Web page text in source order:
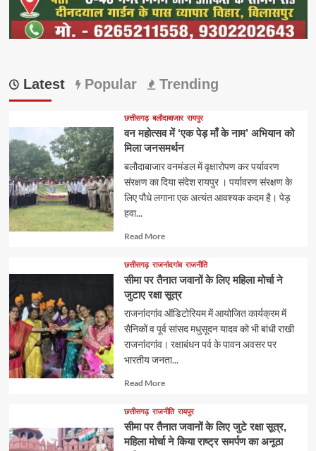
Latest Popular Trending
छत्तीसगढ़ बलौदाबाजार रायपुर
वन महोत्सव में ‘एक पेड़ माँ के नाम’ अभियान को
मिला जनसमर्थन
बलौदाबाजार वनमंडल में वृक्षारोपण कर पर्यावरण
संरक्षण का दिया संदेश रायपुर । पर्यावरण संरक्षण के
लिए पौधे लगाना एक अत्यंत आवश्यक कदम है। पेड़
हवा...
Read MoreRead
about
छत्तीसगढ़ राजनांदगांव राजनीति
सीमा पर तैनात जवानों के लिए महिला मोर्चा ने
जुटाए रक्षा सूत्र
राजनांदगांव ऑडिटोरियम में आयोजित कार्यक्रम में
सैनिकों व पूर्व सांसद मधुसूदन यादव को भी बांधी राखी
राजनांदगांव। रक्षाबंधन पर्व के पावन अवसर पर
भारतीय जनता...
Read MoreRead
about
छत्तीसगढ़ राजनीति रायपुर
सीमा पर तैनात जवानों के लिए जुटे रक्षा सूत्र,
महिला मोर्चा ने किया राष्ट्र समर्पण का अनूठा